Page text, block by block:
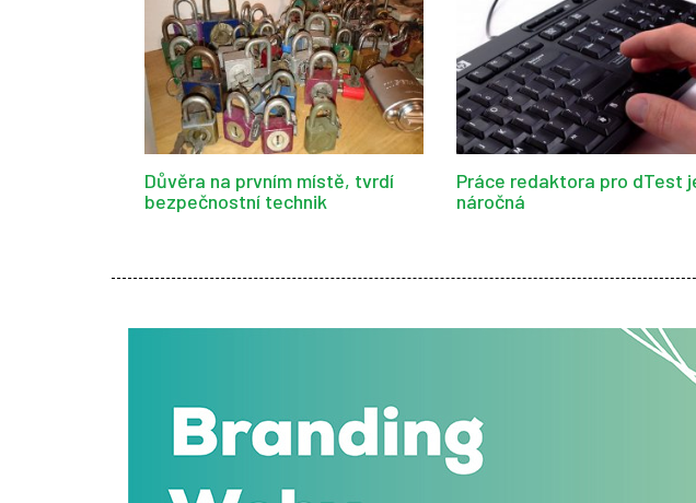
Důvěra na prvním místě, tvrdí
bezpečnostní technik
Práce redaktora pro dTest
náročná